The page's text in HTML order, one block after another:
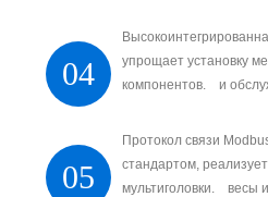
04
упрощает установку
компонентов. и
05
Протокол связи
стандартом,
мультиголовки. весы и